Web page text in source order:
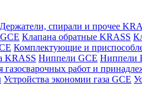
Держатели, спирали и прочее
Клапана обратные KRASS
Комплектующие и
KRASS Ниппели GCE Ниппели
газосварочных работ и
Устройства экономии газа GCE